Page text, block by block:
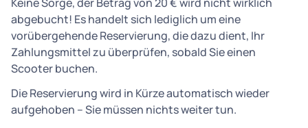
abgebucht! Es handelt sich lediglich um eine
vorübergehende Reservierung, die dazu dient, Ihr
Zahlungsmittel zu überprüfen, sobald Sie einen
Scooter buchen.
Die Reservierung wird in Kürze automatisch wieder
aufgehoben – Sie müssen nichts weiter tun.